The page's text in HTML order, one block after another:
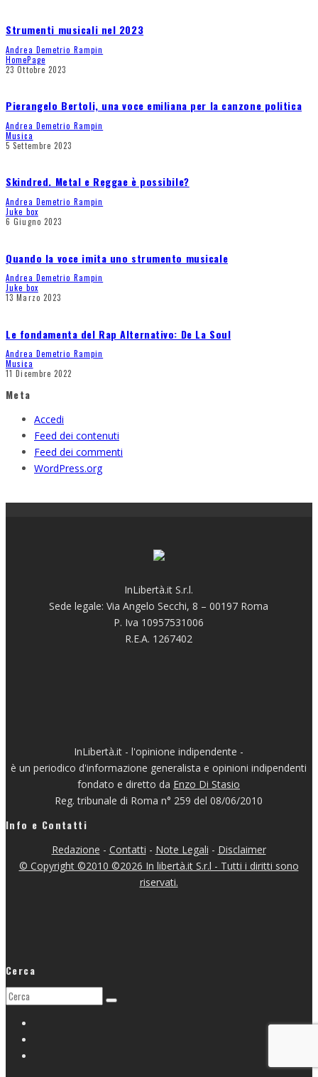
Strumenti musicali nel 2023
Andrea Demetrio Rampin
HomePage
23 Ottobre 2023
Pierangelo Bertoli, una voce emiliana per la canzone politica
Andrea Demetrio Rampin
Musica
5 Settembre 2023
Skindred. Metal e Reggae è possibile?
Andrea Demetrio Rampin
Juke box
6 Giugno 2023
Quando la voce imita uno strumento musicale
Andrea Demetrio Rampin
Juke box
13 Marzo 2023
Le fondamenta del Rap Alternativo: De La Soul
Andrea Demetrio Rampin
Musica
11 Dicembre 2022
Meta
Accedi
Feed dei contenuti
Feed dei commenti
WordPress.org
InLibertà.it S.r.l.
Sede legale: Via Angelo Secchi, 8 – 00197 Roma
P. Iva 10957531006
R.E.A. 1267402
InLibertà.it - l'opinione indipendente -
è un periodico d'informazione generalista e opinioni indipendenti
fondato e diretto da Enzo Di Stasio
Reg. tribunale di Roma n° 259 del 08/06/2010
Info e Contatti
Redazione - Contatti - Note Legali - Disclaimer
© Copyright ©2010 ©2026 In libertà.it S.r.l - Tutti i diritti sono
riservati.
Cerca